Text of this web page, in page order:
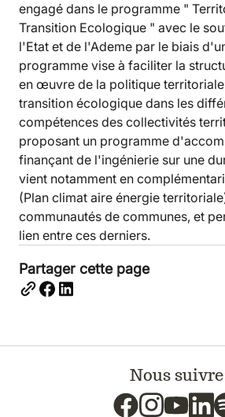
engagé dans le programme "
Transition Ecologique " avec le
l'Etat et de l'Ademe par le biais
programme vise à faciliter la
en œuvre de la politique
transition écologique dans les
compétences des collectivités
proposant un programme
finançant de l'ingénierie sur une
vient notamment en
(Plan climat aire énergie
communautés de communes, et
lien entre ces derniers.
Partager cette page
Nous suivre